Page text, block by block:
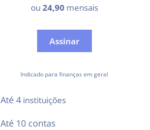
ou 24,90 mensais
Assinar
Indicado para finanças em geral
Até 4 instituições
Até 10 contas